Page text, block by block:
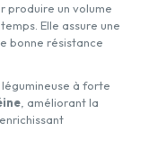
produire un volume
Elle assure une
bonne résistance
légumineuse à forte
, améliorant la